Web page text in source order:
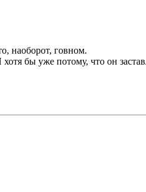
наоборот, говном.
бы уже потому, что он